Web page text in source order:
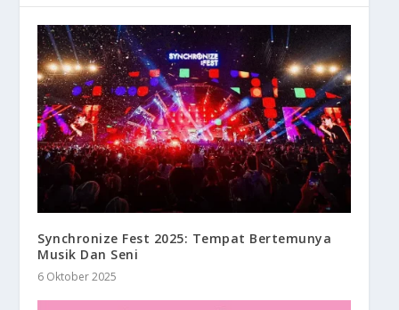
Synchronize Fest 2025: Tempat Bertemunya
Musik Dan Seni
6 Oktober 2025